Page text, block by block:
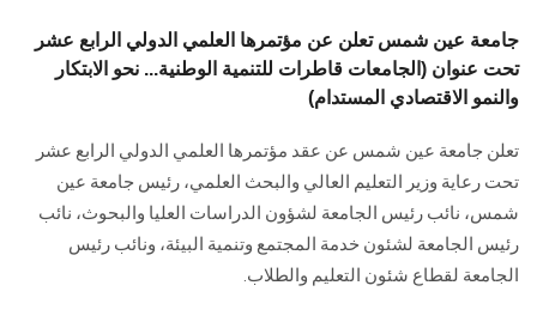
جامعة عين شمس تعلن عن مؤتمرها العلمي الدولي الرابع عشر
تحت عنوان (الجامعات قاطرات للتنمية الوطنية... نحو الابتكار
والنمو الاقتصادي المستدام)
تعلن جامعة عين شمس عن عقد مؤتمرها العلمي الدولي الرابع عشر
تحت رعاية وزير التعليم العالي والبحث العلمي، رئيس جامعة عين
شمس، نائب رئيس الجامعة لشؤون الدراسات العليا ‏والبحوث، نائب
رئيس الجامعة لشئون خدمة المجتمع وتنمية البيئة، ونائب رئيس
الجامعة لقطاع شئون التعليم والطلاب.